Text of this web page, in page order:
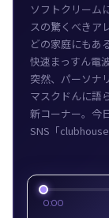
ソフトクリーム
スの驚くべきア
どの家庭にもあ
快速まっすん電
突然、パーソナ
マスクドんに語
新コーナー。今
SNS「clubhouse
0:00